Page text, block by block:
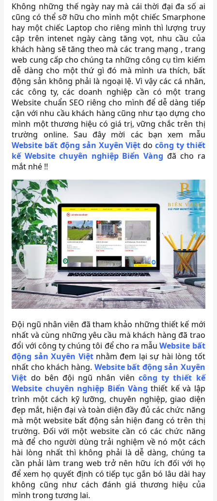
Không những thế ngày nay mà cái thời đại đa số ai
cũng có thể sỡ hữu cho mình một chiếc Smarphone
hay một chiếc Laptop cho riêng mình thì lượng truy
cập trên intenet ngày càng tăng vọt, nhu cầu của
khách hàng sẽ tăng theo mà các trang mạng , trang
web cung cấp cho chúng ta những công cụ tìm kiếm
dễ dàng cho một thứ gì đó mà mình ưa thích, bất
động sản không phải là ngoại lệ. Vì vậy các cá nhân,
các công ty, các doanh nghiệp cần có một trang
Website chuẩn SEO riêng cho mình để dễ dàng tiếp
cận với nhu cầu khách hàng cũng như tạo dựng cho
mình một thương hiệu có giá trị, vững chắc trên thị
trường online. Sau đây mời các bạn xem mẫu
Website bất động sản Xuyên Việt do công ty thiết
kế Website chuyên nghiệp Biển Vàng đã cho ra
mắt nhé !!
Đội ngũ nhân viên đã tham khảo những thiết kế mới
nhất và cùng những yêu cầu mà khách hàng đã trao
đổi với công ty chúng tôi để cho ra mẫu Website bất
động sản Xuyên Việtnhằm đem lại sự hài lòng tốt
nhất cho khách hàng. Website bất động sản Xuyên
Việt do bên đội ngũ nhân viên công ty thiết kế
Website chuyên nghiệp Biển Vàng thiết kế và lập
trình một cách kỹ lưỡng, chuyên nghiệp, giao diện
đẹp mắt, hiện đại và toàn diện đầy đủ các chức năng
mà một website bất động sản hiện đang có trên thị
trường. Đối với một website cần có các chức năng
mà để cho người dùng trải nghiệm về nó một cách
hài lòng nhất thì không phải là dễ dàng, chúng ta
cần phải làm trang web trở nên hữu ích đối với họ
để xem họ quyết định có tiếp tục gắn bó lâu dài hay
không cũng như cách đánh giá thương hiệu của
mình trong tương lai.